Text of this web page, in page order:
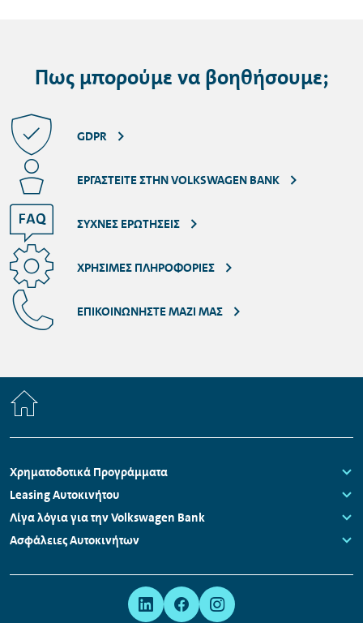
Πως μπορούμε να βοηθήσουμε;
GDPR
ΕΡΓΑΣΤΕΊΤΕ ΣΤΗΝ VOLKSWAGEN BANK
ΣΥΧΝΈΣ ΕΡΩΤΉΣΕΙΣ
ΧΡΉΣΙΜΕΣ ΠΛΗΡΟΦΟΡΊΕΣ
ΕΠΙΚΟΙΝΩΝΉΣΤΕ ΜΑΖΊ ΜΑΣ
Πλοήγηση
υποσέλιδου
Χρηματοδοτικά Προγράμματα
Links:
Leasing Αυτοκινήτου
Links:
Λίγα λόγια για την Volkswagen Bank
Links:
Ασφάλειες Αυτοκινήτων